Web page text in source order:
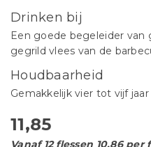
Drinken bij
Een goede begeleider van
gegrild vlees van de
Houdbaarheid
Gemakkelijk vier tot vijf jaar
11,85
Vanaf 12 flessen 10,86 per